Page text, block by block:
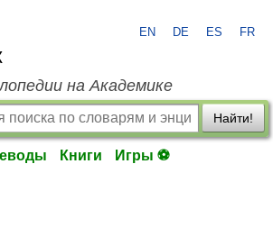
EN DE ES FR
на Академике
Найти!
Книги Игры ⚽